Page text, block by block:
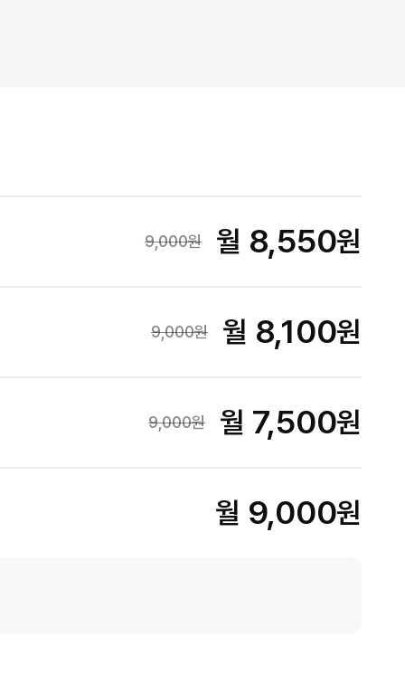
9,000원 월 8,550원
9,000원 월 8,100원
9,000원 월 7,500원
월 9,000원